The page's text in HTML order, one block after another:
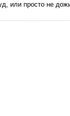
или просто не